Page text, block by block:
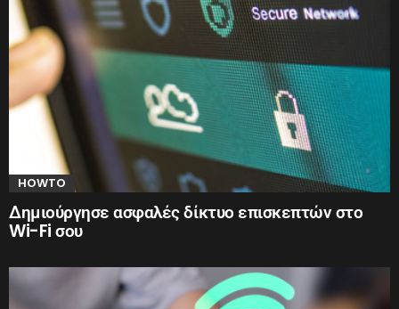
HOWTO
Δημιούργησε ασφαλές δίκτυο επισκεπτών στο
Wi-Fi σου